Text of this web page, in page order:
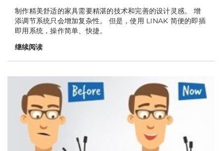
制作精美舒适的家具需要精湛的技术和完善的设计灵感。 增
添调节系统只会增加复杂性。 但是，使用 LINAK 简便的即插
即用系统，操作简单、快捷。
继续阅读